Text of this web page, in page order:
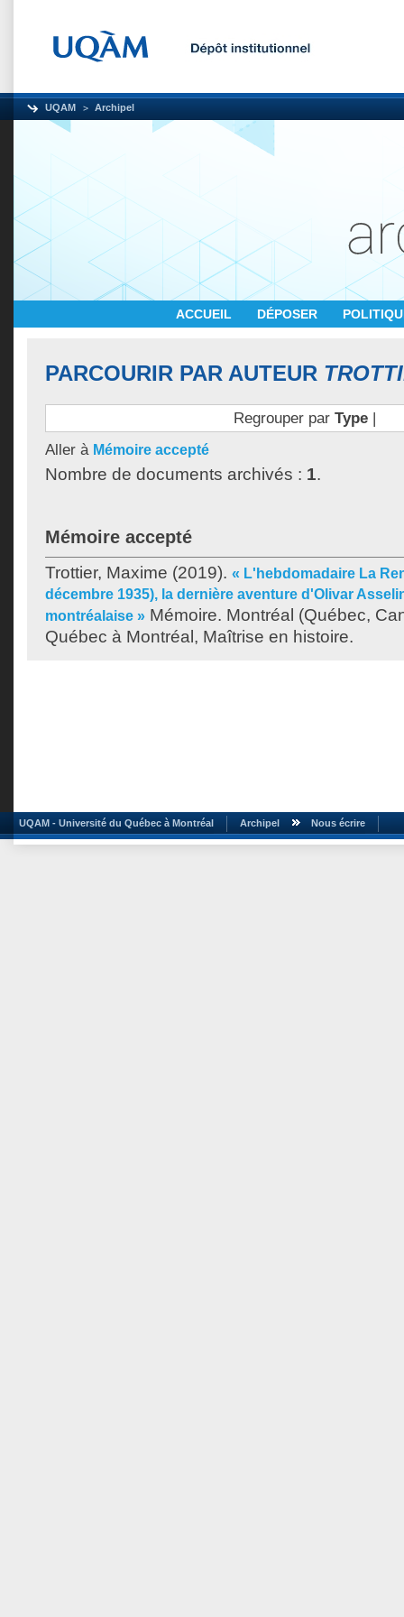
UQAM Archipel
ACCUEIL DÉPOSER
PARCOURIR PAR AUTEUR
Regrouper par Type|
Aller à Mémoire accepté
Nombre de documents archivés : 1.
Mémoire accepté
Trottier, Maxime (2019). « L'hebdomadaire La
décembre 1935), la dernière aventure d'Olivar
montréalaise » Mémoire. Montréal (Québec,
Québec à Montréal, Maîtrise en histoire.
UQAM - Université du Québec à Montréal Archipel Nous écrire